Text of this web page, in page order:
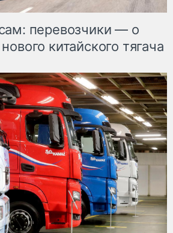
перевозчики — о
китайского тягача